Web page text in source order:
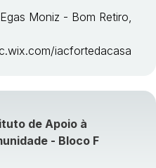
Moniz - Bom Retiro,
iacfortedacasa
de Apoio à
- Bloco F